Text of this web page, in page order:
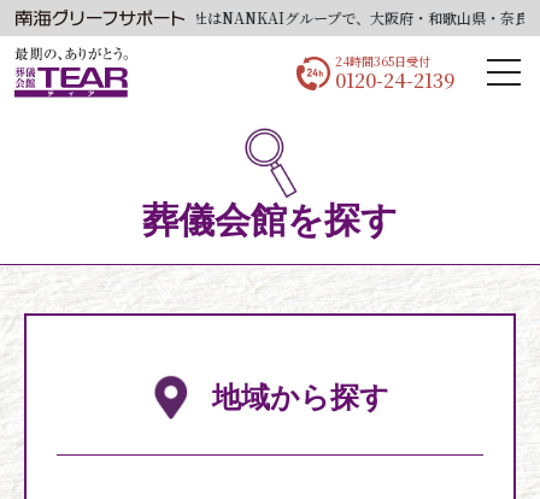
当社はNANKAIグループで、大阪府・和歌山県・奈良県
24時間365日受付
0120-24-2139
葬儀会館を探す
地域から探す